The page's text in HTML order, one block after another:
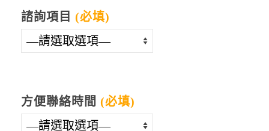
諮詢項目 (必填)
方便聯絡時間 (必填)